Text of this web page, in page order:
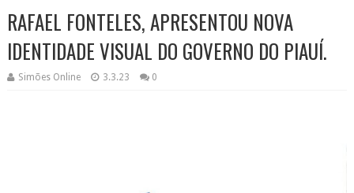
RAFAEL FONTELES, APRESENTOU NOVA
IDENTIDADE VISUAL DO GOVERNO DO PIAUÍ.
Simões Online 3.3.23 0